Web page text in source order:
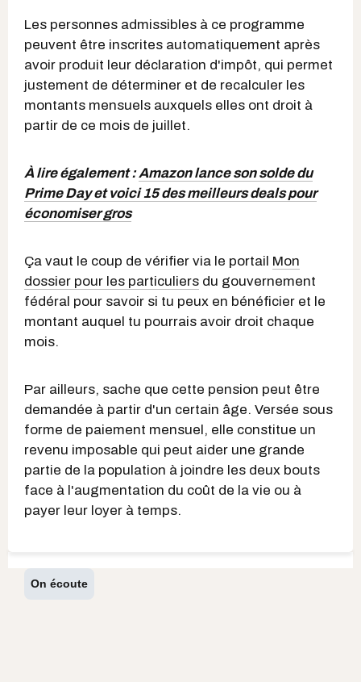
Les personnes admissibles à ce programme
peuvent être inscrites automatiquement après
avoir produit leur déclaration d'impôt, qui permet
justement de déterminer et de recalculer les
montants mensuels auxquels elles ont droit à
partir de ce mois de juillet.
À lire également :Amazon lance son solde du
Prime Day et voici 15 des meilleurs deals pour
économiser gros
Ça vaut le coup de vérifier via le portail Mon
dossier pour les particuliers du gouvernement
fédéral pour savoir si tu peux en bénéficier et le
montant auquel tu pourrais avoir droit chaque
mois.
Par ailleurs, sache que cette pension peut être
demandée à partir d'un certain âge. Versée sous
forme de paiement mensuel, elle constitue un
revenu imposable qui peut aider une grande
partie de la population à joindre les deux bouts
face à l'augmentation du coût de la vie ou à
payer leur loyer à temps.
On écoute